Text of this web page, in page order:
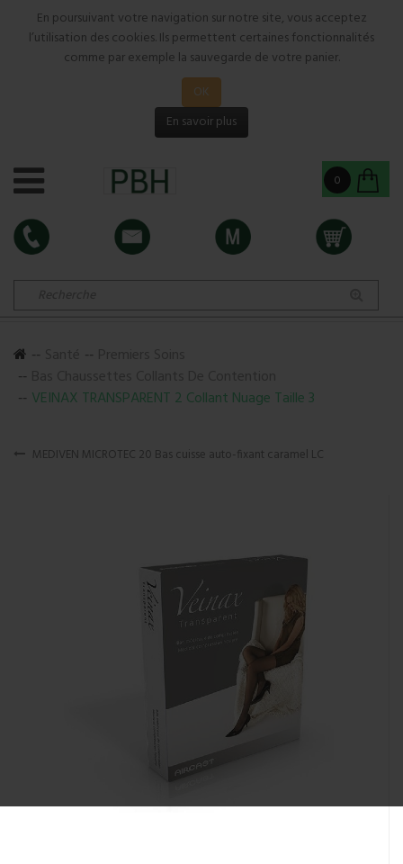
En poursuivant votre navigation sur notre site, vous acceptez
l’utilisation des cookies. Ils permettent certaines fonctionnalités
comme par exemple la sauvegarde de votre panier.
OK
En savoir plus
0
VEINAX TRANSPARENT 2 Collant Nuage Taille 3
MEDIVEN MICROTEC 20 Bas cuisse auto-fixant caramel LC